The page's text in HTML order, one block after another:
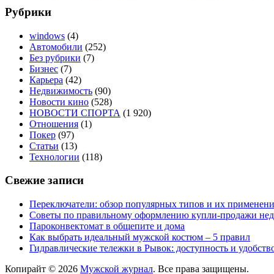
Рубрики
windows (4)
Автомобили (252)
Без рубрики (7)
Бизнес (7)
Карьера (42)
Недвижимость (90)
Новости кино (528)
НОВОСТИ СПОРТА (1 920)
Отношения (1)
Покер (97)
Статьи (13)
Технологии (118)
Свежие записи
Переключатели: обзор популярных типов и их
Советы по правильному оформлению купли-продажи
Пароконвектомат в общепите и дома
Как выбрать идеальный мужской костюм – 5 правил
Гидравлические тележки в Рывок: доступность и
Копирайт © 2026 Мужской журнал. Все права защищены.